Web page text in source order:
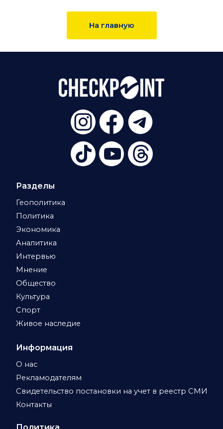
На главную
Разделы
Геополитика
Политика
Экономика
Аналитика
Интервью
Мнение
Общество
Культура
Спорт
Живое наследие
Информация
О нас
Рекламодателям
Свидетельство постановки на учет в реестр СМИ
Контакты